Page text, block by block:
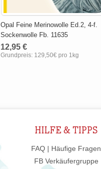
Opal Feine Merinowolle Ed.2, 4-f.
Sockenwolle Fb. 11635
12,95 €
Grundpreis: 129,50€ pro 1kg
HILFE & TIPPS
FAQ | Häufige Fragen
FB Verkäufergruppe